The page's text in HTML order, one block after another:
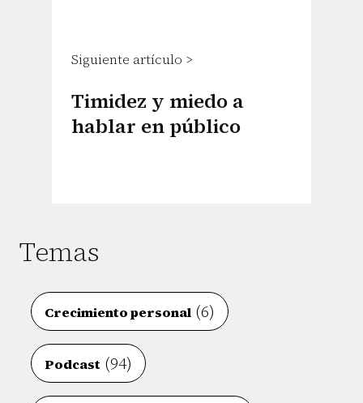
Siguiente artículo >
Timidez y miedo a
hablar en público
Temas
Crecimiento personal (6)
Podcast (94)